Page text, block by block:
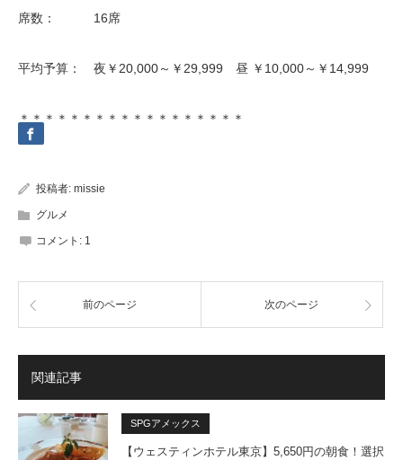
席数： 16席
平均予算： 夜 ￥20,000～￥29,999 昼 ￥10,000～￥14,999
＊＊＊＊＊＊＊＊＊＊＊＊＊＊＊＊＊＊
投稿者: missie
グルメ
コメント: 1
前のページ 次のページ
関連記事
SPGアメックス
【ウェスティンホテル東京】5,650円の朝食！選択